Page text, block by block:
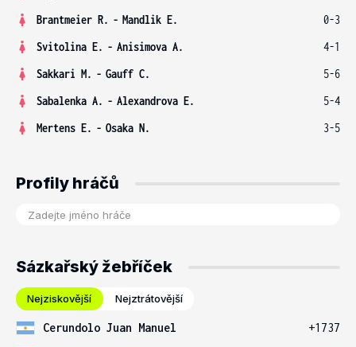
Brantmeier R. - Mandlik E.
0-3
Svitolina E. - Anisimova A.
4-1
Sakkari M. - Gauff C.
5-6
Sabalenka A. - Alexandrova E.
5-4
Mertens E. - Osaka N. 3-5
Profily hráčů
Sázkařský žebříček
Nejziskovější Nejztrátovější
Cerundolo Juan Manuel
+1737